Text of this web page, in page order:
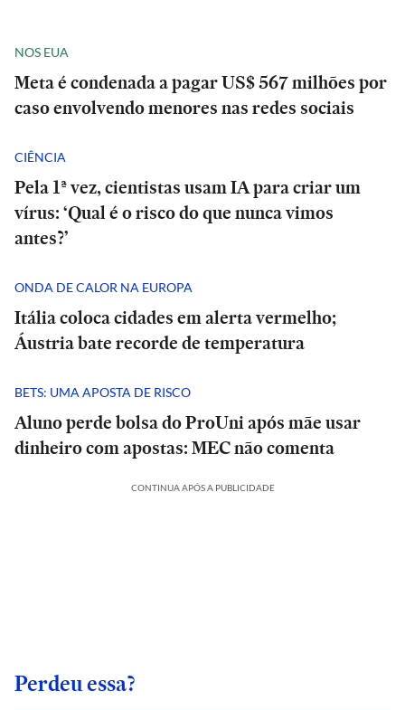
NOS EUA
Meta é condenada a pagar US$ 567 milhões por
caso envolvendo menores nas redes sociais
CIÊNCIA
Pela 1ª vez, cientistas usam IA para criar um
vírus: ‘Qual é o risco do que nunca vimos
antes?’
ONDA DE CALOR NA EUROPA
Itália coloca cidades em alerta vermelho;
Áustria bate recorde de temperatura
BETS: UMA APOSTA DE RISCO
Aluno perde bolsa do ProUni após mãe usar
dinheiro com apostas: MEC não comenta
CONTINUA APÓS A PUBLICIDADE
Perdeu essa?